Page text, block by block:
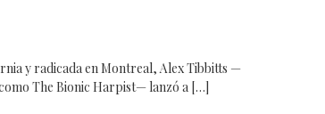
y radicada en Montreal, Alex Tibbitts —
The Bionic Harpist— lanzó a […]